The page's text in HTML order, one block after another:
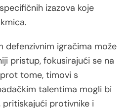
izazova koje
defenzivnim igračima može
pristup, fokusirajući se na
tome, timovi s
talentima mogli bi
pritiskajući protivnike i